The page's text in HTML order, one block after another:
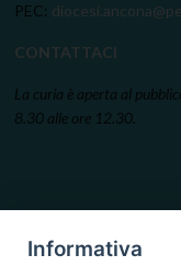
PEC:
CONTATTACI
La curia è aperta al
8.30 alle ore 12.30.
Informativa